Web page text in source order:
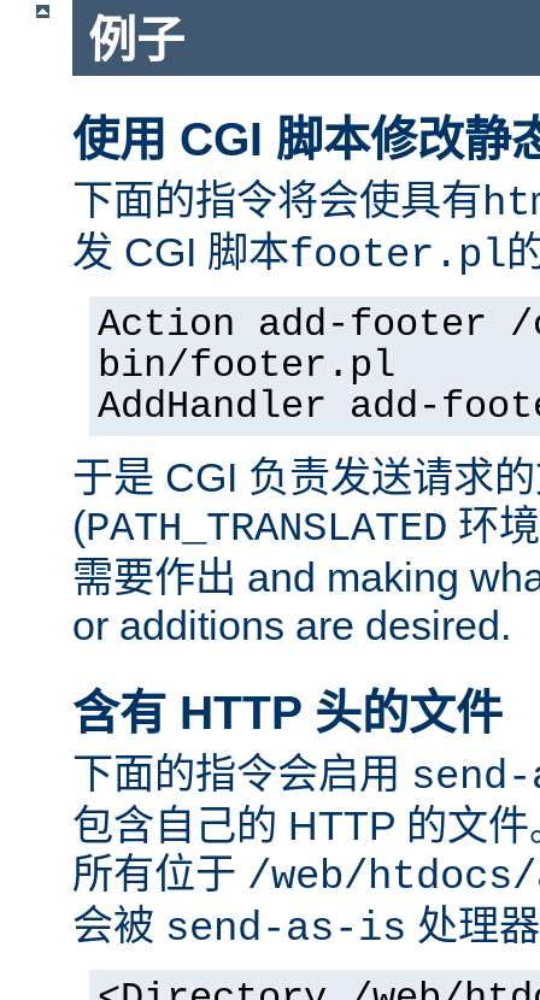
例子
使用 CGI 脚本修改静
下面的指令将会使具有
发 CGI 脚本footer.pl
Action add-footer
bin/footer.pl
AddHandler add-
于是 CGI 负责发送请求
(PATH_TRANSLATED 环
需要作出 and making
or additions are desired.
含有 HTTP 头的文件
下面的指令会启用
包含自己的 HTTP 的文
所有位于 /web/
会被 send-as-is 处理